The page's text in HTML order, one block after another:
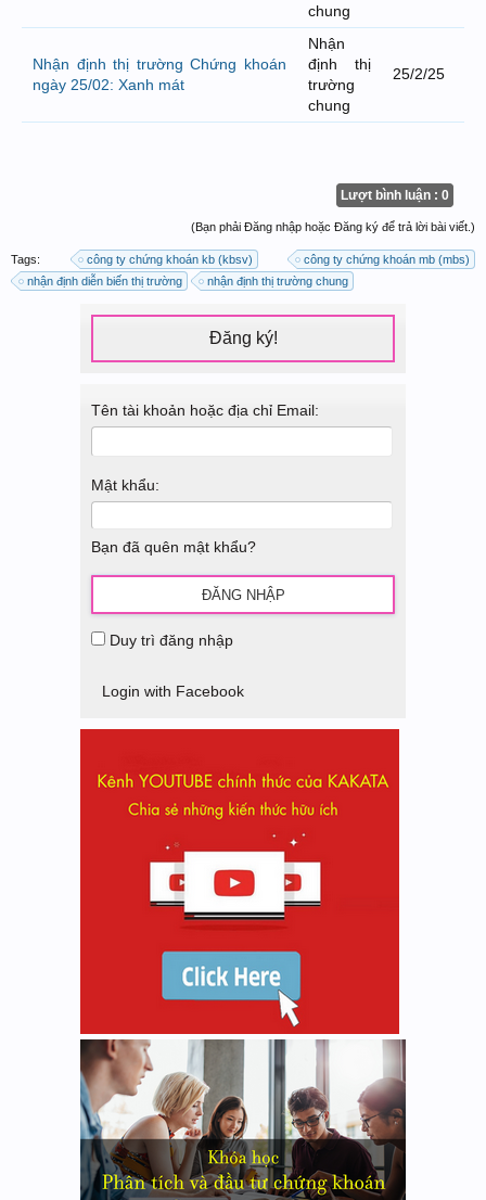
chung
Nhận định thị trường Chứng khoán
ngày 25/02: Xanh mát
Nhận
định thị
trường
chung
25/2/25
Lượt bình luận : 0
(Bạn phải Đăng nhập hoặc Đăng ký để trả lời bài viết.)
Tags: công ty chứng khoán kb (kbsv)
công ty chứng khoán mb (mbs)
nhận định diễn biến thị trường
nhận định thị trường chung
Đăng ký!
Tên tài khoản hoặc địa chỉ Email:
Mật khẩu:
Bạn đã quên mật khẩu?
Duy trì đăng nhập
Login with Facebook